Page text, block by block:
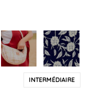
INTERMÉDIAIRE